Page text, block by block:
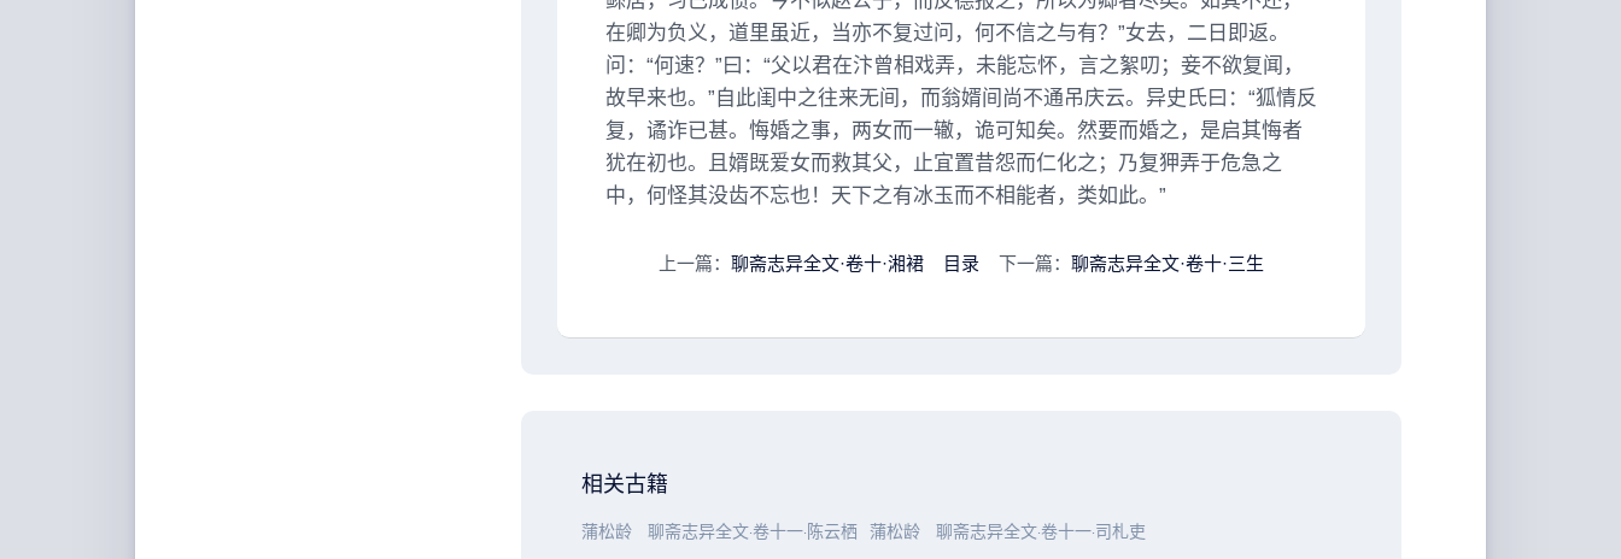
在卿为负义，道里虽近，当亦不复过问，何不信之与有？”女去，二日即返。
问：“何速？”曰：“父以君在汴曾相戏弄，未能忘怀，言之絮叨；妾不欲复闻，
故早来也。”自此闺中之往来无间，而翁婿间尚不通吊庆云。异史氏曰：“狐情反
复，谲诈已甚。悔婚之事，两女而一辙，诡可知矣。然要而婚之，是启其悔者
犹在初也。且婿既爱女而救其父，止宜置昔怨而仁化之；乃复狎弄于危急之
中，何怪其没齿不忘也！天下之有冰玉而不相能者，类如此。”
上一篇： 聊斋志异全文·卷十·湘裙 目录 下一篇： 聊斋志异全文·卷十·三生
相关古籍
蒲松龄 聊斋志异全文·卷十一·陈云栖 蒲松龄 聊斋志异全文·卷十一·司札吏